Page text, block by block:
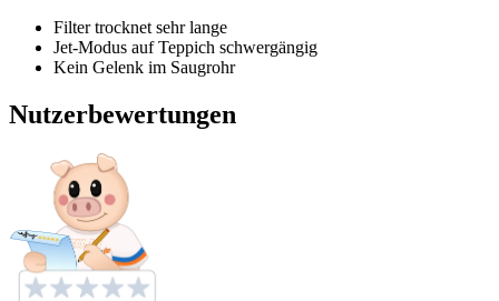
Filter trocknet sehr lange
Jet-Modus auf Teppich schwergängig
Kein Gelenk im Saugrohr
Nutzerbewertungen